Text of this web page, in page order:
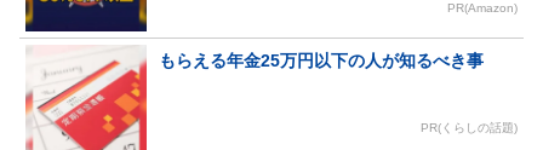
PR(Amazon)
もらえる年金25万円以下の人が知るべき事
PR(くらしの話題)